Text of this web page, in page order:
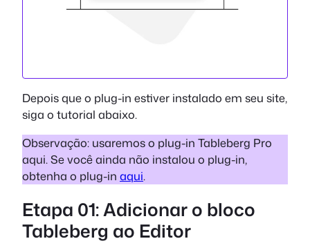
Depois que o plug-in estiver instalado em seu site,
siga o tutorial abaixo.
Observação: usaremos o plug-in Tableberg Pro
aqui. Se você ainda não instalou o plug-in,
obtenha o plug-in aqui.
Etapa 01: Adicionar o bloco
Tableberg ao Editor